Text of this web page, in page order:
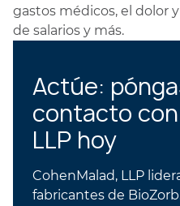
gastos médicos, el dolor
de salarios y más.
Actúe:
contacto
LLP hoy
CohenMalad, LLP
fabricantes de